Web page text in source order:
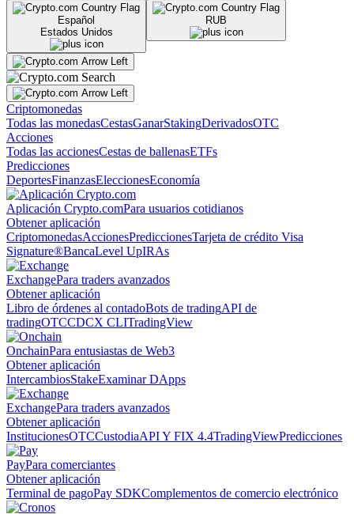
Español
Estados Unidos
RUB
Criptomonedas
Todas las monedasCestasGanarStakingDerivadosOTC
Acciones
Todas las accionesCestas de ballenasETFs
Predicciones
DeportesFinanzasEleccionesEconomía
Aplicación Crypto.comPara usuarios cotidianos
Obtener aplicación
CriptomonedasAccionesPrediccionesTarjeta de crédito Visa
Signature®BancaLevel UpIRAs
ExchangePara traders avanzados
Obtener aplicación
Libro de órdenes al contadoBots de tradingAPI de
tradingOTCCDCX CLITradingView
OnchainPara entusiastas de Web3
Obtener aplicación
IntercambiosStakeExaminar DApps
ExchangePara traders avanzados
Obtener aplicación
InstitucionesOTCCustodiaAPI Y FIX 4.4TradingViewPredicciones
PayPara comerciantes
Obtener aplicación
Terminal de pagoPay SDKComplementos de comercio electrónico